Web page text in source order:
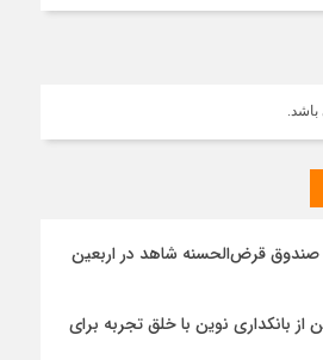
صندوق قرض‌الحسنه شاهد در اربعین
از بانکداری نوین با خلق تجربه برای